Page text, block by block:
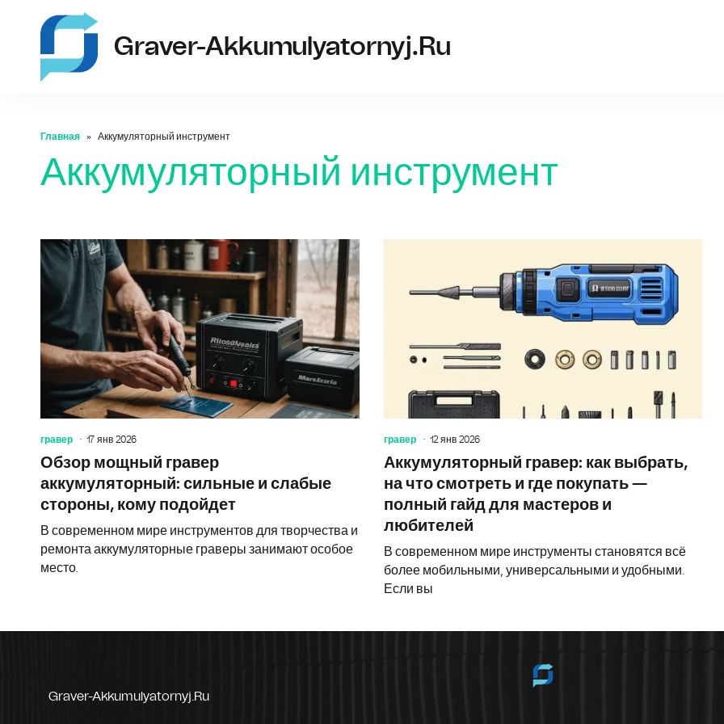
Graver-Akkumulyatornyj.ru
Главная Аккумуляторный инструмент
Аккумуляторный инструмент
гравер 17 янв 2026
Обзор мощный гравер
аккумуляторный: сильные и слабые
стороны, кому подойдет
В современном мире инструментов для творчества и
ремонта аккумуляторные граверы занимают особое
место.
гравер 12 янв 2026
Аккумуляторный гравер: как выбрать,
на что смотреть и где покупать —
полный гайд для мастеров и
любителей
В современном мире инструменты становятся всё
более мобильными, универсальными и удобными.
Если вы
Graver-Akkumulyatornyj.ru